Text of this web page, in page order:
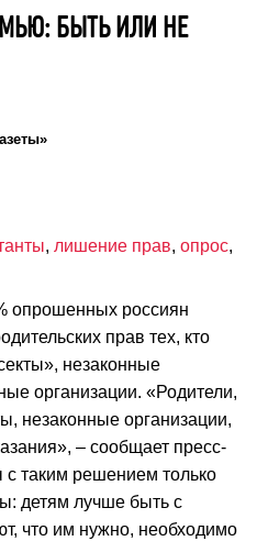
БЫТЬ ИЛИ НЕ
, лишение прав, опрос,
опрошенных россиян
прав тех, кто
незаконные
организации. «Родители,
незаконные организации,
– сообщает пресс-
с таким решением только
детям лучше быть с
что им нужно, необходимо